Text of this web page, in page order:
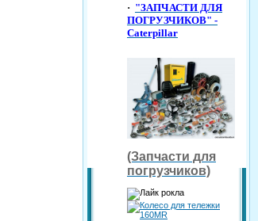
· "ЗАПЧАСТИ ДЛЯ
ПОГРУЗЧИКОВ" -
Caterpillar
(Запчасти для
погрузчиков)